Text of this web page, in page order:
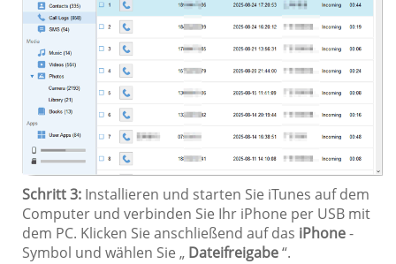
Schritt 3: Installieren und starten Sie iTunes auf dem
Computer und verbinden Sie Ihr iPhone per USB mit
dem PC. Klicken Sie anschließend auf das iPhone-
Symbol und wählen Sie „ Dateifreigabe“.